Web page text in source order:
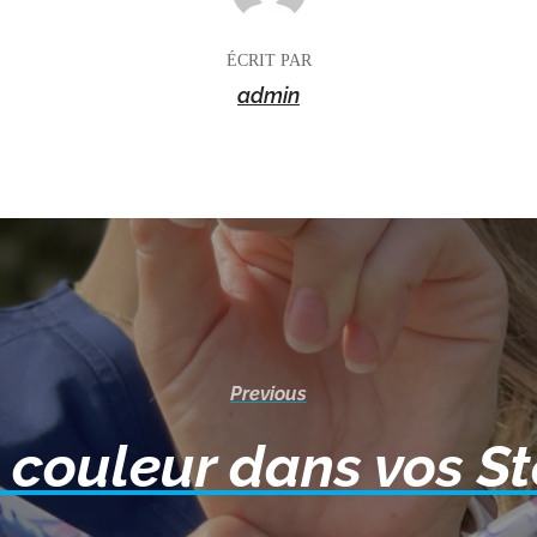
ÉCRIT PAR
admin
Previous
dans vos